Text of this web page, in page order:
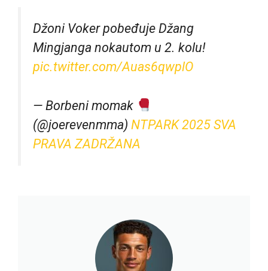
Džoni Voker pobeđuje Džang
Mingjanga nokautom u 2. kolu!
pic.twitter.com/Auas6qwplO
— Borbeni momak
(@joerevenmma) NTPARK 2025 SVA
PRAVA ZADRŽANA